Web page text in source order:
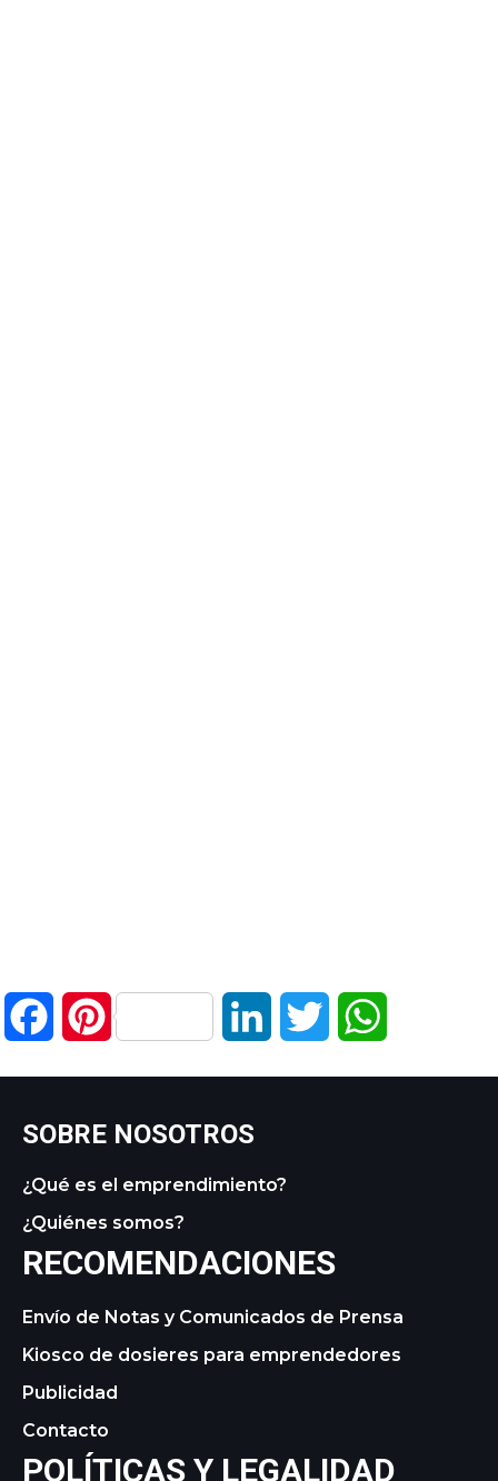
FacebookPinterest LinkedIn Twitter
SOBRE NOSOTROS
¿Qué es el emprendimiento?
¿Quiénes somos?
RECOMENDACIONES
Envío de Notas y Comunicados de Prensa
Kiosco de dosieres para emprendedores
Publicidad
Contacto
POLÍTICAS Y LEGALIDAD